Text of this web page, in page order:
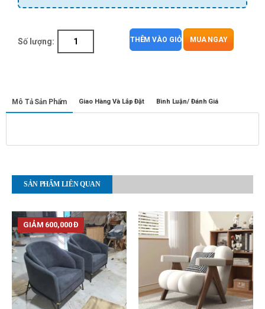
Số lượng: THÊM VÀO GIỎ MUA NGAY
Mô Tả Sản Phẩm Giao Hàng Và Lắp Đặt Bình Luận/ Đánh Giá
SẢN PHẨM LIÊN QUAN
GIẢM 600,000 Đ